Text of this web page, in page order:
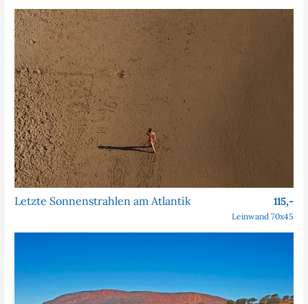
Letzte Sonnenstrahlen am Atlantik 115,-
Leinwand 70x45